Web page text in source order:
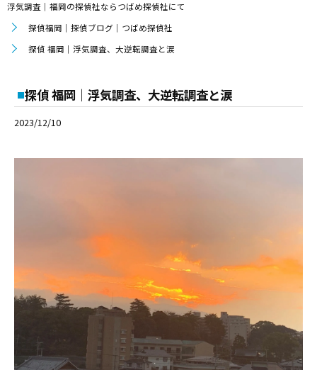
浮気調査｜福岡の探偵社ならつばめ探偵社にて
探偵福岡｜探偵ブログ｜つばめ探偵社
探偵 福岡｜浮気調査、大逆転調査と涙
探偵 福岡｜浮気調査、大逆転調査と涙
2023/12/10